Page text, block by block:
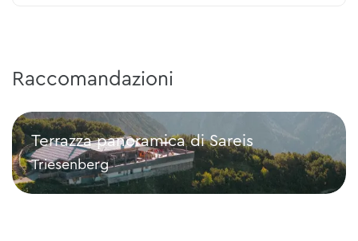
Raccomandazioni
Terrazza panoramica di Sareis
Triesenberg
Terrazza panoramica di Sareis